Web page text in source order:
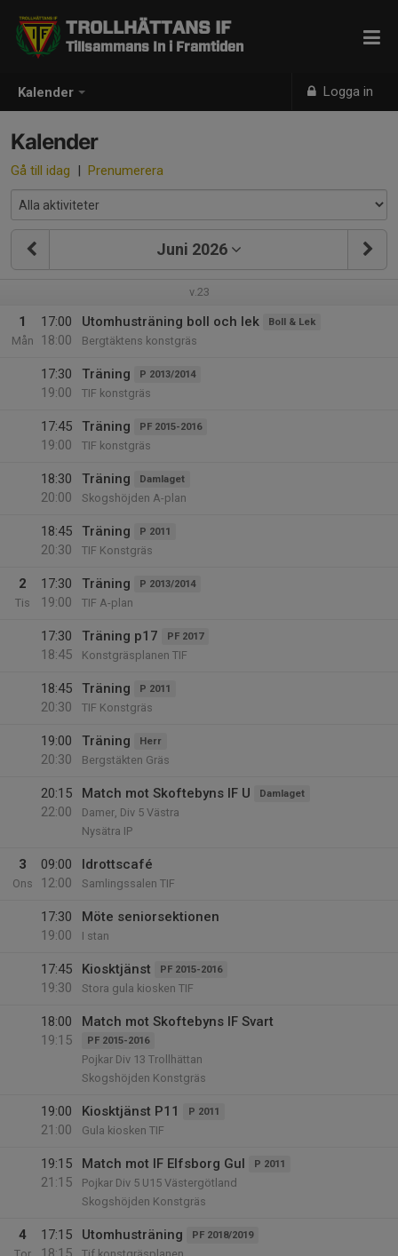
Kalender Logga in
TROLLHÄTTANS IF
Tillsammans In i Framtiden
Kalender
Gå till idag | Prenumerera
Juni 2026
v.23
1
Mån
17:00
18:00
Utomhusträning boll och lek Boll & Lek
Bergtäktens konstgräs
17:30
19:00
Träning P 2013/2014
TIF konstgräs
17:45
19:00
Träning PF 2015-2016
TIF konstgräs
18:30
20:00
Träning Damlaget
Skogshöjden A-plan
18:45
20:30
Träning P 2011
TIF Konstgräs
2
Tis
17:30
19:00
Träning P 2013/2014
TIF A-plan
17:30
18:45
Träning p17 PF 2017
Konstgräsplanen TIF
18:45
20:30
Träning P 2011
TIF Konstgräs
19:00
20:30
Träning Herr
Bergstäkten Gräs
20:15
22:00
Match mot Skoftebyns IF U Damlaget
Damer, Div 5 Västra
Nysätra IP
3
Ons
09:00
12:00
Idrottscafé
Samlingssalen TIF
17:30
19:00
Möte seniorsektionen
I stan
17:45
19:30
Kiosktjänst PF 2015-2016
Stora gula kiosken TIF
18:00
19:15
Match mot Skoftebyns IF Svart
PF 2015-2016
Pojkar Div 13 Trollhättan
Skogshöjden Konstgräs
19:00
21:00
Kiosktjänst P11 P 2011
Gula kiosken TIF
19:15
21:15
Match mot IF Elfsborg Gul P 2011
Pojkar Div 5 U15 Västergötland
Skogshöjden Konstgräs
4
17:15
Utomhusträning PF 2018/2019